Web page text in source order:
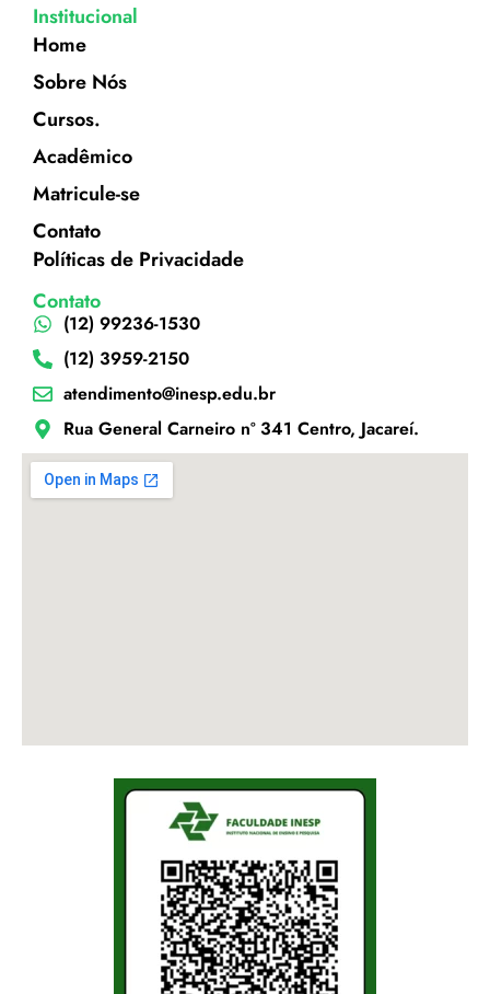
Institucional
Home
Sobre Nós
Cursos.
Acadêmico
Matricule-se
Contato
Políticas de Privacidade
Contato
(12) 99236-1530
(12) 3959-2150
atendimento@inesp.edu.br
Rua General Carneiro nº 341 Centro, Jacareí.